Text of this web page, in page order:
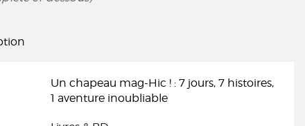
Un chapeau mag-Hic ! : 7 jours, 7 histoires,
1 aventure inoubliable